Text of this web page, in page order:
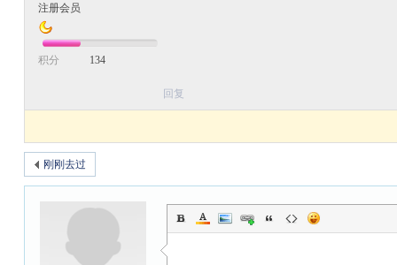
注册会员
积分 134
回复
刚刚去过